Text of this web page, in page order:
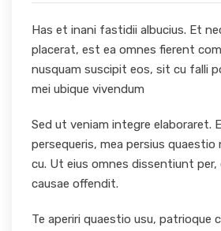
Has et inani fastidii albucius. Et
placerat, est ea omnes fierent
nusquam suscipit eos, sit cu falli
mei ubique vivendum
Sed ut veniam integre elaboraret.
persequeris, mea persius quaestio
cu. Ut eius omnes dissentiunt per,
causae offendit.
Te aperiri quaestio usu, patrioque